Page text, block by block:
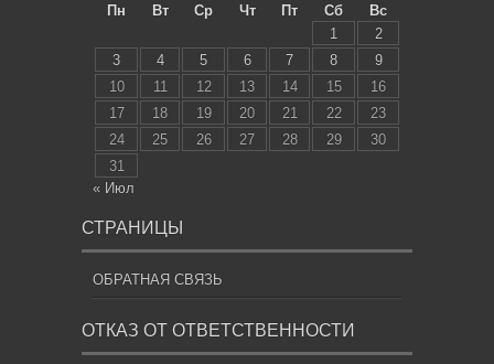
Пн
Вт Ср Чт Пт Сб
Вс
1
2
3
4 5 6 7 8
9
10
11 12 13 14 15
16
17
18 19 20 21 22
23
24
25 26 27 28 29
30
31
« Июл
СТРАНИЦЫ
ОБРАТНАЯ СВЯЗЬ
ОТКАЗ ОТ ОТВЕТСТВЕННОСТИ